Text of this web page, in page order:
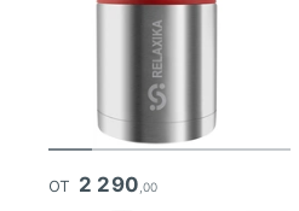
от 2 290 ,00